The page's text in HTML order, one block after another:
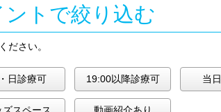
トで絞り込む
ださい。
日診療可 19:00以降診療可 当